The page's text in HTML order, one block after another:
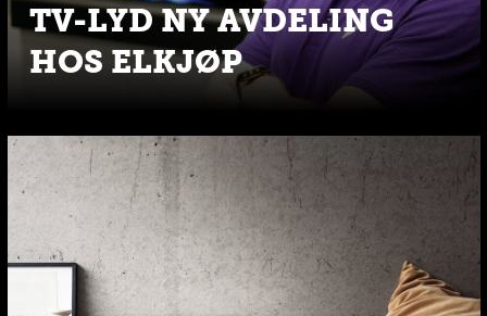
TV-LYD NY AVDELING
HOS ELKJØP